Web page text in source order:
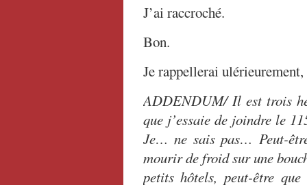
J’ai raccroché.
Bon.
Je rappellerai
ADDENDUM/ Il est trois
que j’essaie de joindre le
Je… ne sais pas… Peut-
mourir de froid sur une
petits hôtels, peut-être